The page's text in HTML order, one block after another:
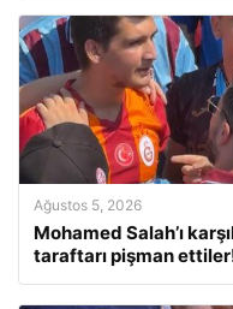
Ağustos 5, 2026
Mohamed Salah’ı
taraftarı pişman